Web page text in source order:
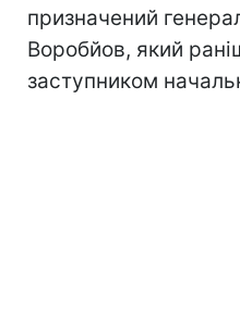
призначений
Воробйов, який
заступником